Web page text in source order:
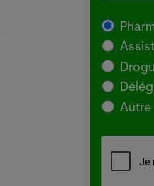
Autre